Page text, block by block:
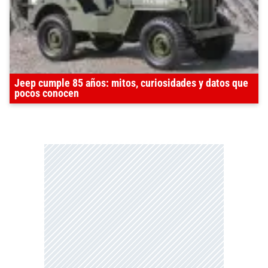
Jeep cumple 85 años: mitos, curiosidades y datos que
pocos conocen